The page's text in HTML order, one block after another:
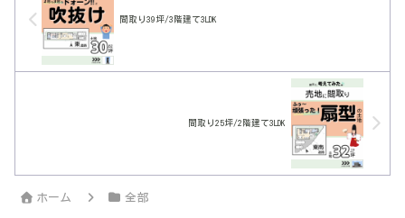
間取り39坪/3階建て3LDK
間取り25坪/2階建て3LDK
ホーム 全部